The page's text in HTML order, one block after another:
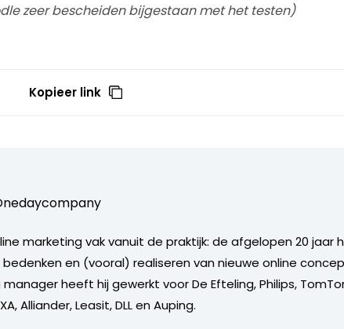
zeer bescheiden bijgestaan met het testen)
Kopieer link
marketing vak vanuit de praktijk: de afgelopen 20 jaar
en (vooral) realiseren van nieuwe online
heeft hij gewerkt voor De Efteling, Philips,
Alliander, Leasit, DLL en Auping.